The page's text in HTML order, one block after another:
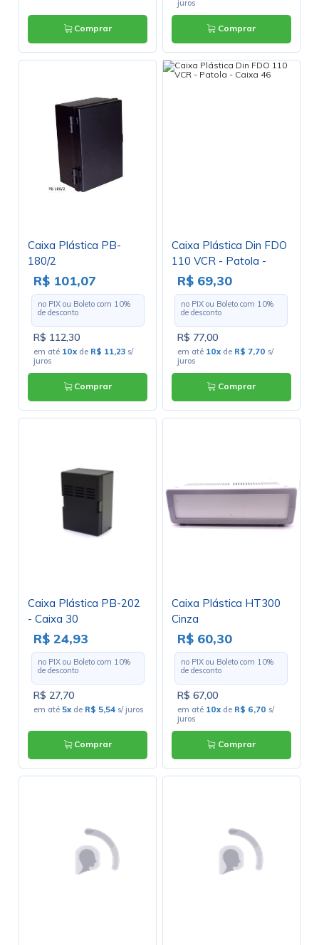
Comprar
juros
Comprar
Caixa Plástica PB-
180/2
R$ 101,07
no PIX ou Boleto com 10%
de desconto
R$ 112,30
em até 10x de R$ 11,23 s/
juros
Comprar
Caixa Plástica Din FDO
110 VCR - Patola -
Caixa 46
R$ 69,30
no PIX ou Boleto com 10%
de desconto
R$ 77,00
em até 10x de R$ 7,70 s/
juros
Comprar
Caixa Plástica PB-202
- Caixa 30
R$ 24,93
no PIX ou Boleto com 10%
de desconto
R$ 27,70
em até 5x de R$ 5,54 s/ juros
Comprar
Caixa Plástica HT300
Cinza
R$ 60,30
no PIX ou Boleto com 10%
de desconto
R$ 67,00
em até 10x de R$ 6,70 s/
juros
Comprar